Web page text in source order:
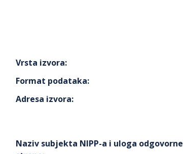
Vrsta izvora:
Format podataka:
Adresa izvora:
Naziv subjekta NIPP-a i uloga odgovorne